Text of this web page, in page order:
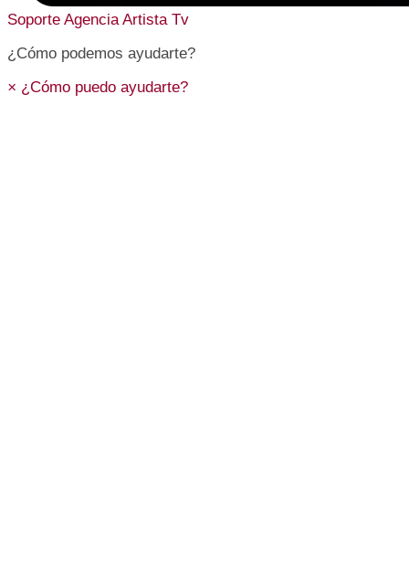
Soporte Agencia Artista Tv
¿Cómo podemos ayudarte?
× ¿Cómo puedo ayudarte?